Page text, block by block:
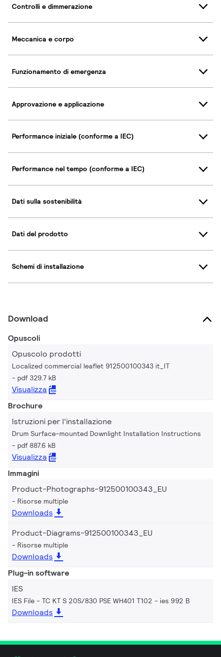
Controlli e dimmerazione
Meccanica e corpo
Funzionamento di emergenza
Approvazione e applicazione
Performance iniziale (conforme a IEC)
Performance nel tempo (conforme a IEC)
Dati sulla sostenibilità
Dati del prodotto
Schemi di installazione
Download
Opuscoli
Opuscolo prodotti
Localized commercial leaflet 912500100343 it_IT
pdf 329.7 kB
Visualizza
Brochure
Istruzioni per l'installazione
Drum Surface-mounted Downlight Installation Instructions
pdf 887.6 kB
Visualizza
Immagini
Product-Photographs-912500100343_EU
Risorse multiple
Downloads
Product-Diagrams-912500100343_EU
Risorse multiple
Downloads
Plug-in software
IES
IES File - TC KT S 20S/830 PSE WH401 T102 ies 992 B
Downloads